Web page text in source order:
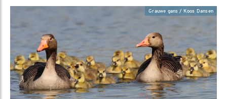
Grauwe gans / Koos Dansen